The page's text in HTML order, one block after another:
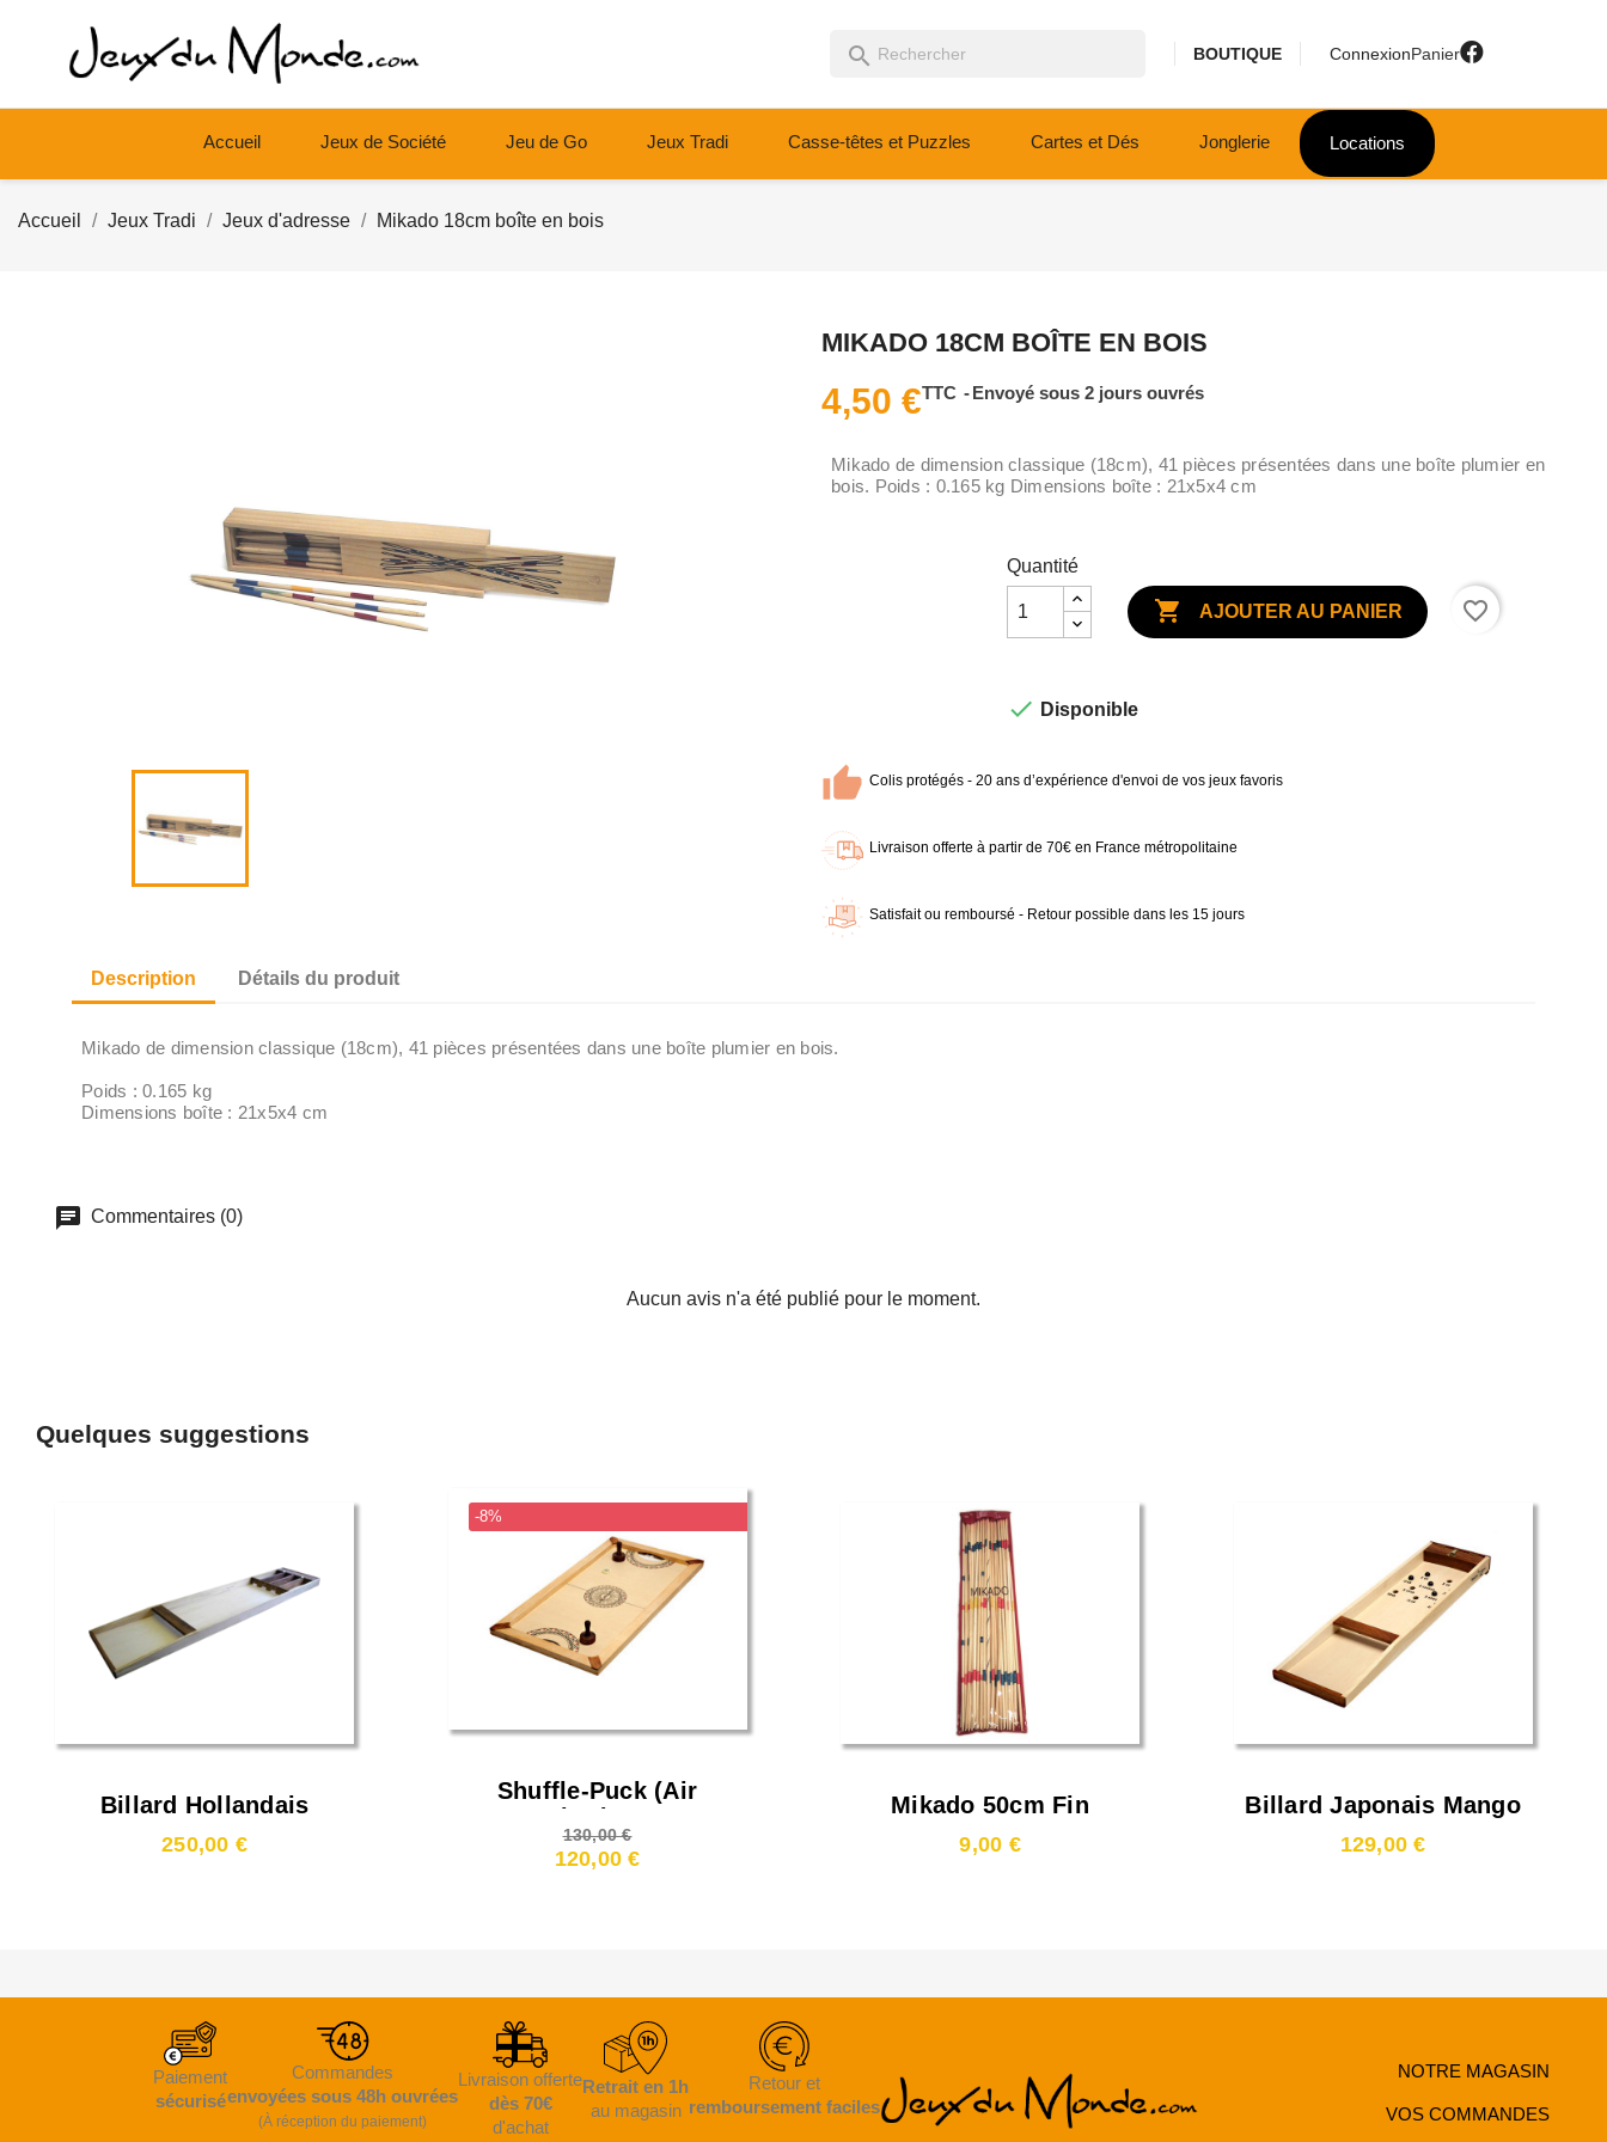
search BOUTIQUE ConnexionPanier
Accueil Jeux de Société Jeu de Go Jeux Tradi Casse-têtes et Puzzles Cartes et Dés Jonglerie Locations
Accueil Jeux Tradi Jeux d'adresse Mikado 18cm boîte en bois
MIKADO 18CM BOÎTE EN BOIS
4,50 €TTC Envoyé sous 2 jours ouvrés
Mikado de dimension classique (18cm), 41 pièces présentées dans une boîte plumier en
bois. Poids : 0.165 kg Dimensions boîte : 21x5x4 cm
Quantité
 AJOUTER AU PANIER favorite_border
 Disponible
Colis protégés - 20 ans d’expérience d'envoi de vos jeux favoris
Livraison offerte à partir de 70€ en France métropolitaine
Satisfait ou remboursé - Retour possible dans les 15 jours
Description Détails du produit
Mikado de dimension classique (18cm), 41 pièces présentées dans une boîte plumier en bois.
Poids : 0.165 kg
Dimensions boîte : 21x5x4 cm
Commentaires (0)
Aucun avis n'a été publié pour le moment.
Quelques suggestions
Billard Hollandais
200x45 Cm
250,00 €
-8%
Shuffle-Puck (Air
Hockey) 90cm
130,00 €
120,00 €
Mikado 50cm Fin
9,00 €
Billard Japonais Mango
110cm
129,00 €
Paiement
sécurisé
Commandes
envoyées sous 48h ouvrées
(À réception du paiement)
Livraison offerte
dès 70€
d'achat
Retrait en 1h
au magasin
Retour et
remboursement faciles
NOTRE MAGASIN
VOS COMMANDES